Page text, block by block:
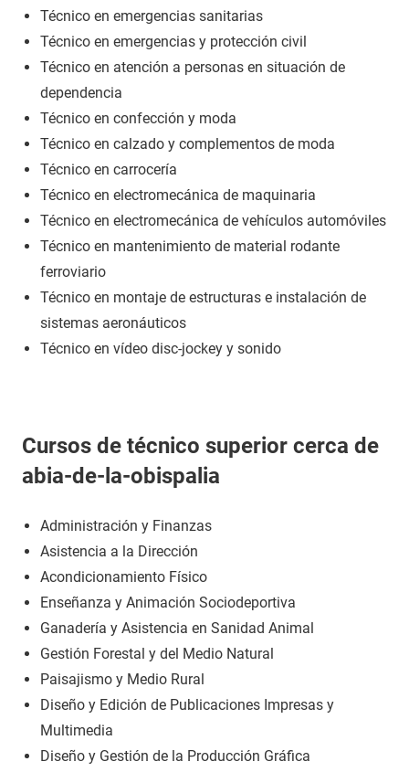
Técnico en emergencias sanitarias
Técnico en emergencias y protección civil
Técnico en atención a personas en situación de
dependencia
Técnico en confección y moda
Técnico en calzado y complementos de moda
Técnico en carrocería
Técnico en electromecánica de maquinaria
Técnico en electromecánica de vehículos automóviles
Técnico en mantenimiento de material rodante
ferroviario
Técnico en montaje de estructuras e instalación de
sistemas aeronáuticos
Técnico en vídeo disc-jockey y sonido
Cursos de técnico superior cerca de
abia-de-la-obispalia
Administración y Finanzas
Asistencia a la Dirección
Acondicionamiento Físico
Enseñanza y Animación Sociodeportiva
Ganadería y Asistencia en Sanidad Animal
Gestión Forestal y del Medio Natural
Paisajismo y Medio Rural
Diseño y Edición de Publicaciones Impresas y
Multimedia
Diseño y Gestión de la Producción Gráfica